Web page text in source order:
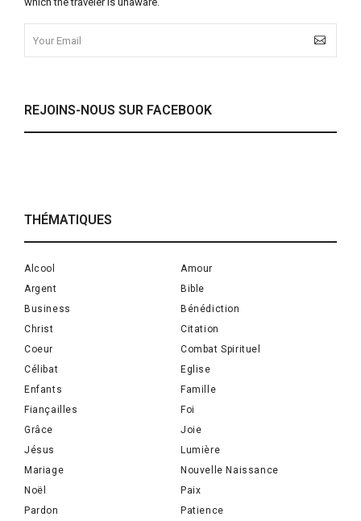
REJOINS-NOUS SUR FACEBOOK
THÉMATIQUES
Alcool
Amour
Argent
Bible
Business
Bénédiction
Christ
Citation
Coeur
Combat Spirituel
Célibat
Eglise
Enfants
Famille
Fiançailles
Foi
Grâce
Joie
Jésus
Lumière
Mariage
Nouvelle Naissance
Noël
Paix
Pardon
Patience